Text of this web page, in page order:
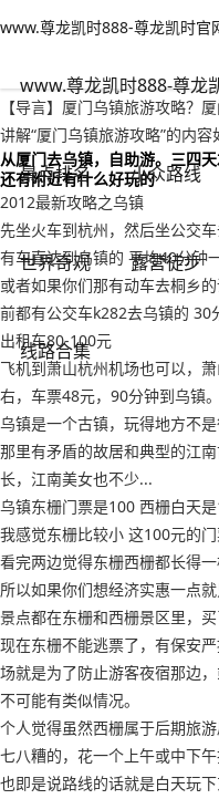
www.尊龙凯时888-尊龙凯时官
www.尊龙凯时888-尊龙
景点排名 小众路线
世界奇观 露营徒步
线路合集
www.尊龙凯时888-尊龙凯时官网
厦门乌镇旅游攻略？厦门古镇
【导言】厦门乌镇旅游攻略？
讲解“厦门乌镇旅游攻略”的内容
从厦门去乌镇，自助游。三四
还有附近有什么好玩的
2012最新攻略之乌镇
先坐火车到杭州，然后坐公交
有车直达到乌镇的 平均40分钟
或者如果你们那有动车去桐乡
前都有公交车k282去乌镇的
出租车80-100元
飞机到萧山杭州机场也可以，
右，车票48元，90分钟到乌镇。
乌镇是一个古镇，玩得地方不是
那里有矛盾的故居和典型的江
长，江南美女也不少...
乌镇东栅门票是100 西栅白天
我感觉东栅比较小 这100元的
看完两边觉得东栅西栅都长得
所以如果你们想经济实惠一点
景点都在东栅和西栅景区里，
现在东栅不能逃票了，有保安
场就是为了防止游客夜宿那边
不可能有类似情况。
个人觉得虽然西栅属于后期旅
七八糟的，花一个上午或中下
也即是说路线的话就是白天玩